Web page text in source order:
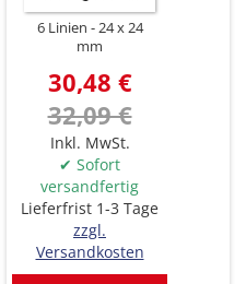
6 Linien
24 x 24
mm
30,48 €
32,09 €
Inkl. MwSt.
✔ Sofort
versandfertig
Lieferfrist 1-3 Tage
zzgl.
Versandkosten